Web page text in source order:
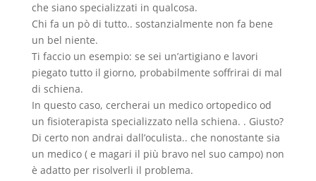
che siano specializzati in qualcosa.
Chi fa un pò di tutto.. sostanzialmente non fa bene
un bel niente.
Ti faccio un esempio: se sei un’artigiano e lavori
piegato tutto il giorno, probabilmente soffrirai di mal
di schiena.
In questo caso, cercherai un medico ortopedico od
un fisioterapista specializzato nella schiena. . Giusto?
Di certo non andrai dall’oculista.. che nonostante sia
un medico ( e magari il più bravo nel suo campo) non
è adatto per risolverli il problema.